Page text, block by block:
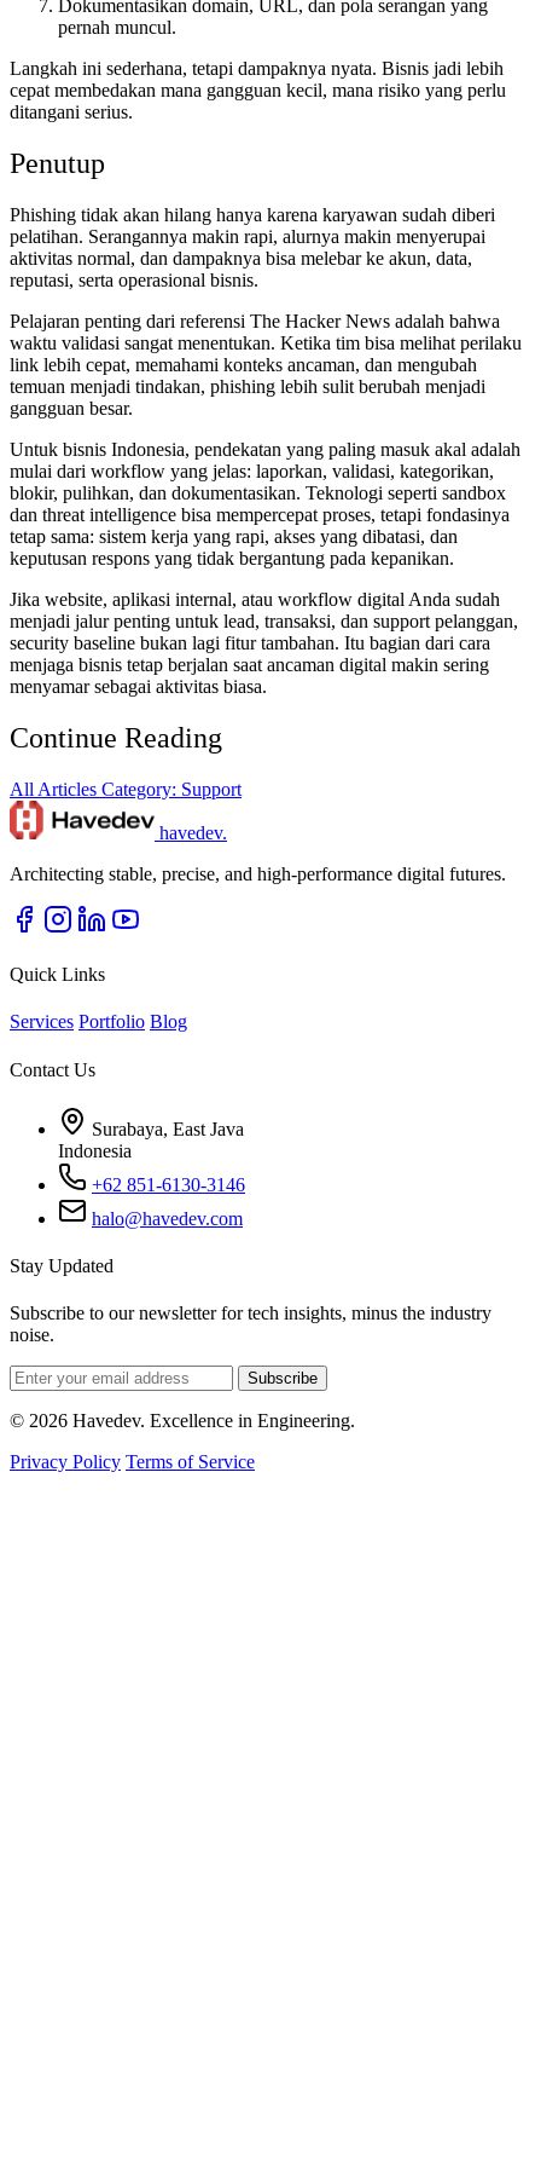
Dokumentasikan domain, URL, dan pola serangan yang
pernah muncul.
Langkah ini sederhana, tetapi dampaknya nyata. Bisnis jadi lebih
cepat membedakan mana gangguan kecil, mana risiko yang perlu
ditangani serius.
Penutup
Phishing tidak akan hilang hanya karena karyawan sudah diberi
pelatihan. Serangannya makin rapi, alurnya makin menyerupai
aktivitas normal, dan dampaknya bisa melebar ke akun, data,
reputasi, serta operasional bisnis.
Pelajaran penting dari referensi The Hacker News adalah bahwa
waktu validasi sangat menentukan. Ketika tim bisa melihat perilaku
link lebih cepat, memahami konteks ancaman, dan mengubah
temuan menjadi tindakan, phishing lebih sulit berubah menjadi
gangguan besar.
Untuk bisnis Indonesia, pendekatan yang paling masuk akal adalah
mulai dari workflow yang jelas: laporkan, validasi, kategorikan,
blokir, pulihkan, dan dokumentasikan. Teknologi seperti sandbox
dan threat intelligence bisa mempercepat proses, tetapi fondasinya
tetap sama: sistem kerja yang rapi, akses yang dibatasi, dan
keputusan respons yang tidak bergantung pada kepanikan.
Jika website, aplikasi internal, atau workflow digital Anda sudah
menjadi jalur penting untuk lead, transaksi, dan support pelanggan,
security baseline bukan lagi fitur tambahan. Itu bagian dari cara
menjaga bisnis tetap berjalan saat ancaman digital makin sering
menyamar sebagai aktivitas biasa.
Continue Reading
All Articles Category: Support
havedev.
Architecting stable, precise, and high-performance digital futures.
Quick Links
Services Portfolio Blog
Contact Us
Surabaya, East Java
Indonesia
+62 851-6130-3146
halo@havedev.com
Stay Updated
Subscribe to our newsletter for tech insights, minus the industry
noise.
Subscribe
© 2026 Havedev. Excellence in Engineering.
Privacy Policy Terms of Service